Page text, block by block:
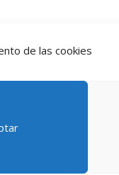
de las cookies
Online